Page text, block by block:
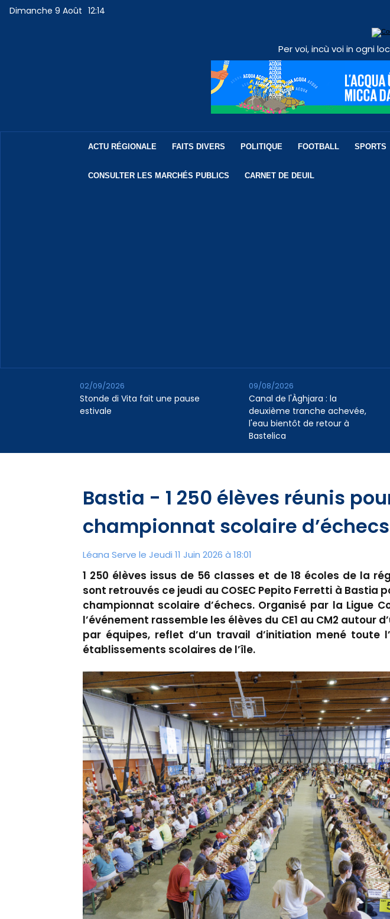
Dimanche 9 Août 12:14
Per voi, incù voi in ogni
ACTU RÉGIONALE FAITS DIVERS POLITIQUE FOOTBALL SPORTS
CONSULTER LES MARCHÉS PUBLICS CARNET DE DEUIL
Stonde di Vita fait une pause
estivale
02/09/2026
Canal de l'Àghjara : la
deuxième tranche achevée,
l'eau bientôt de retour à
Bastelica
09/08/2026
Bastia - 1 250 élèves réunis
championnat scolaire d’échecs
Léana Serve le Jeudi 11 Juin 2026 à 18:01
1 250 élèves issus de 56 classes et de 18 écoles de la
sont retrouvés ce jeudi au COSEC Pepito Ferretti à Bastia
championnat scolaire d’échecs. Organisé par la Ligue
l’événement rassemble les élèves du CE1 au CM2 autour
par équipes, reflet d’un travail d’initiation mené toute
établissements scolaires de l’île.